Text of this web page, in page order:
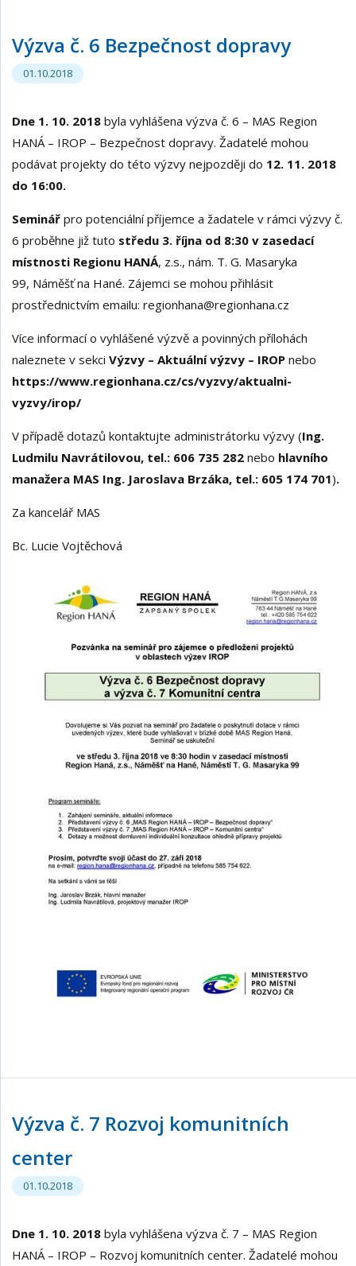
Výzva č. 6 Bezpečnost dopravy
01.10.2018
Dne 1. 10. 2018 byla vyhlášena výzva č. 6 – MAS Region
HANÁ – IROP – Bezpečnost dopravy. Žadatelé mohou
podávat projekty do této výzvy nejpozději do 12. 11. 2018
do 16:00.
Seminář pro potenciální příjemce a žadatele v rámci výzvy č.
6 proběhne již tuto středu 3. října od 8:30 v zasedací
místnosti Regionu HANÁ, z.s., nám. T. G. Masaryka
99, Náměšť na Hané. Zájemci se mohou přihlásit
prostřednictvím emailu: regionhana@regionhana.cz
Více informací o vyhlášené výzvě a povinných přílohách
naleznete v sekci Výzvy – Aktuální výzvy – IROP nebo
https://www.regionhana.cz/cs/vyzvy/aktualni-
vyzvy/irop/
V případě dotazů kontaktujte administrátorku výzvy (Ing.
Ludmilu Navrátilovou, tel.: 606 735 282 nebo hlavního
manažera MAS Ing. Jaroslava Brzáka, tel.: 605 174 701).
Za kancelář MAS
Bc. Lucie Vojtěchová
Výzva č. 7 Rozvoj komunitních
center
01.10.2018
Dne 1. 10. 2018 byla vyhlášena výzva č. 7 – MAS Region
HANÁ – IROP – Rozvoj komunitních center. Žadatelé mohou